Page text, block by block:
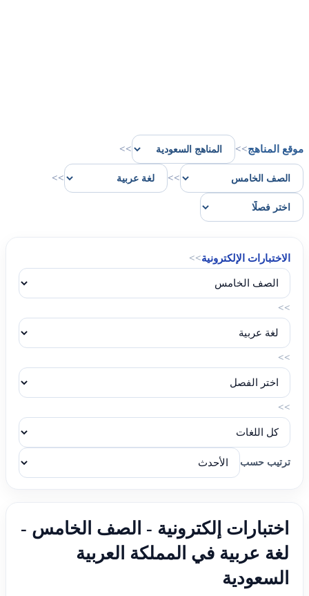
موقع المناهج>>
>>
>>
>>
الاختبارات الإلكترونية>>
>>
>>
>>
ترتيب حسب
اختبارات إلكترونية - الصف الخامس -
لغة عربية في المملكة العربية
السعودية